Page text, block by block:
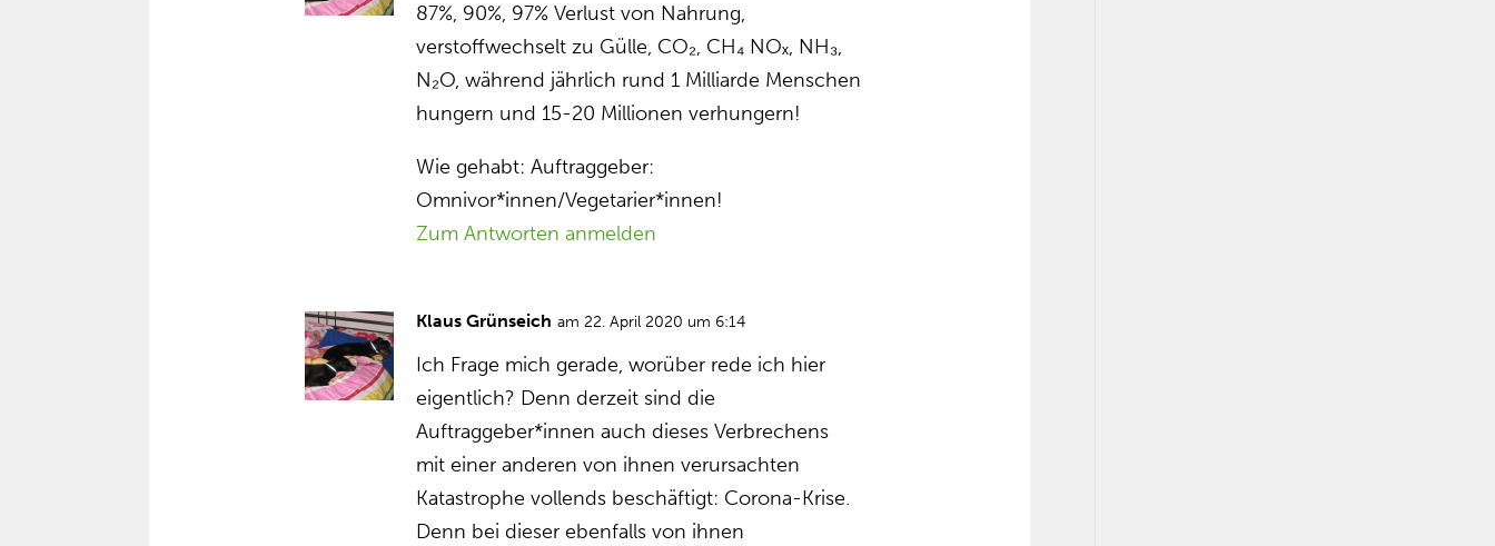
87%, 90%, 97% Verlust von Nahrung,
verstoffwechselt zu Gülle, CO₂, CH₄ NOₓ, NH₃,
N₂O, während jährlich rund 1 Milliarde Menschen
hungern und 15-20 Millionen verhungern!
Wie gehabt: Auftraggeber:
Omnivor*innen/Vegetarier*innen!
Zum Antworten anmelden
Klaus Grünseich am 22. April 2020 um 6:14
Ich Frage mich gerade, worüber rede ich hier
eigentlich? Denn derzeit sind die
Auftraggeber*innen auch dieses Verbrechens
mit einer anderen von ihnen verursachten
Katastrophe vollends beschäftigt: Corona-Krise.
Denn bei dieser ebenfalls von ihnen